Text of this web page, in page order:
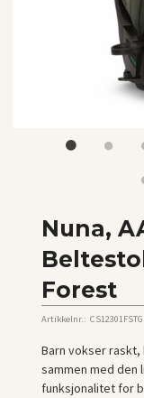
Nuna,
Forest
Artikkelnr.: CS12301FSTGL
Barn vokser raskt,
sammen med den
funksjonalitet for